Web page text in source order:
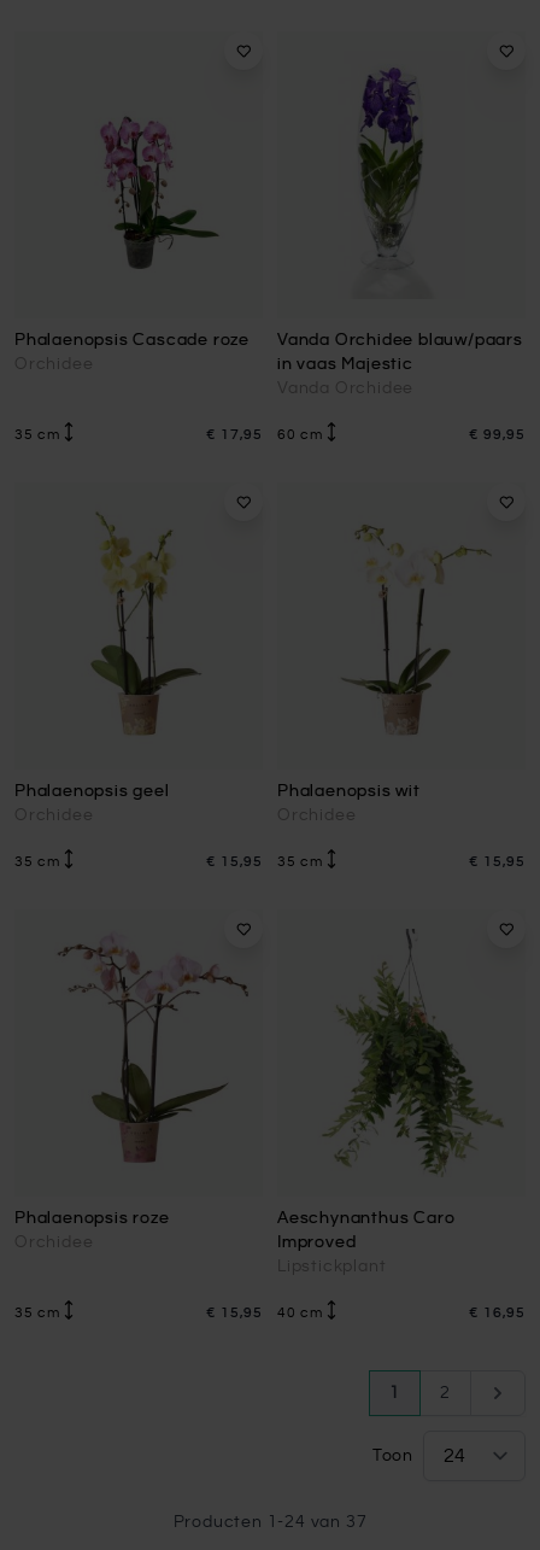
Phalaenopsis Cascade roze
Orchidee
35 cm € 17,95
Vanda Orchidee blauw/paars
in vaas Majestic
Vanda Orchidee
60 cm € 99,95
Phalaenopsis geel
Orchidee
35 cm € 15,95
Phalaenopsis wit
Orchidee
35 cm € 15,95
Phalaenopsis roze
Orchidee
35 cm € 15,95
Aeschynanthus Caro
Improved
Lipstickplant
40 cm € 16,95
Pagina
U leesPagina
2
Toon
Producten - 24 van 37